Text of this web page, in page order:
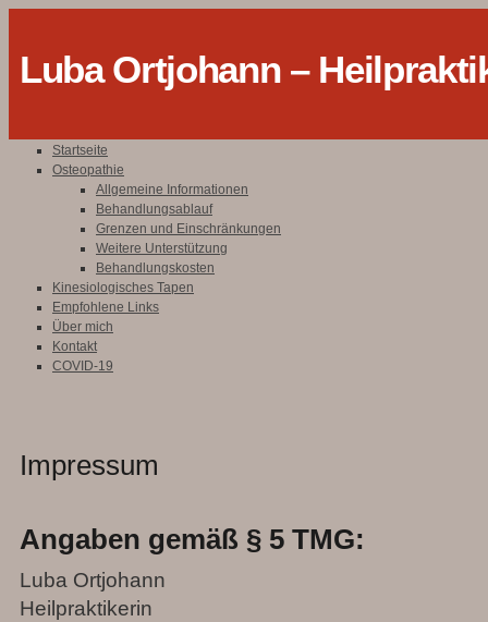
Luba Ortjohann –
Startseite
Osteopathie
Allgemeine Informationen
Behandlungsablauf
Grenzen und Einschränkungen
Weitere Unterstützung
Behandlungskosten
Kinesiologisches Tapen
Empfohlene Links
Über mich
Kontakt
COVID-19
Impressum
Angaben gemäß § 5 TMG:
Luba Ortjohann
Heilpraktikerin